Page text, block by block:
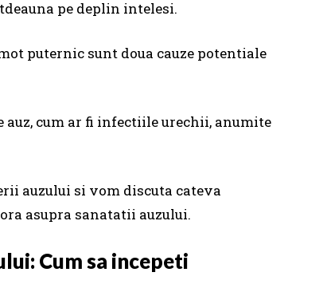
pe deplin intelesi.
puternic sunt doua cauze potentiale
cum ar fi infectiile urechii, anumite
auzului si vom discuta cateva
asupra sanatatii auzului.
Cum sa incepeti